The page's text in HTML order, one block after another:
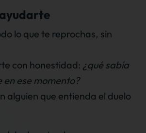
lo que te reprochas, sin
con honestidad: ¿qué sabía
en ese momento?
alguien que entienda el duelo